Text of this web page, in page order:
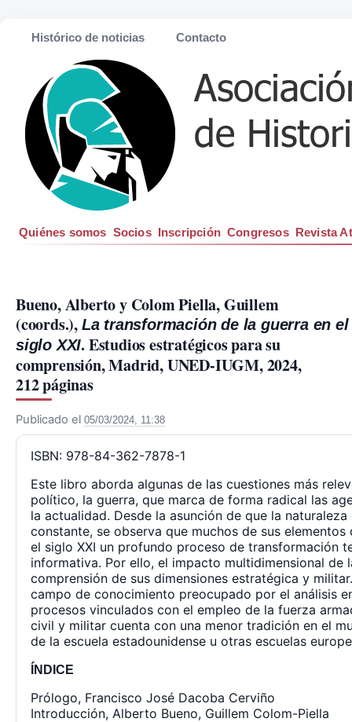
Histórico de noticias Contacto
Quiénes somos Socios Inscripción Congresos Revista
Bueno, Alberto y Colom Piella, Guillem
(coords.), La transformación de la guerra en el
siglo XXI. Estudios estratégicos para su
comprensión, Madrid, UNED-IUGM, 2024,
212 páginas
Publicado el 05/03/2024, 11:38
ISBN: 978-84-362-7878-1
Este libro aborda algunas de las cuestiones más
político, la guerra, que marca de forma radical las
la actualidad. Desde la asunción de que la
constante, se observa que muchos de sus
el siglo XXI un profundo proceso de transformación
informativa. Por ello, el impacto multidimensional de
comprensión de sus dimensiones estratégica y
campo de conocimiento preocupado por el análisis
procesos vinculados con el empleo de la fuerza
civil y militar cuenta con una menor tradición en el
de la escuela estadounidense u otras escuelas
ÍNDICE
Prólogo, Francisco José Dacoba Cerviño
Introducción, Alberto Bueno, Guillem Colom-Piella